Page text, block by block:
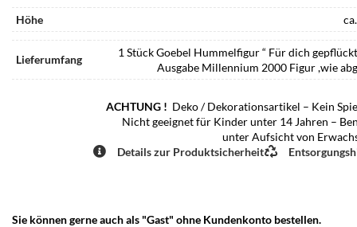
Höhe
Lieferumfang
1 Stück Goebel Hummelfigur “ Für dich
Ausgabe Millennium 2000 Figur ,wie
ACHTUNG ! Deko / Dekorationsartikel – Kein
Nicht geeignet für Kinder unter 14 Jahren –
unter Aufsicht von
Details zur Produktsicherheit
Sie können gerne auch als "Gast" ohne Kundenkonto bestellen.